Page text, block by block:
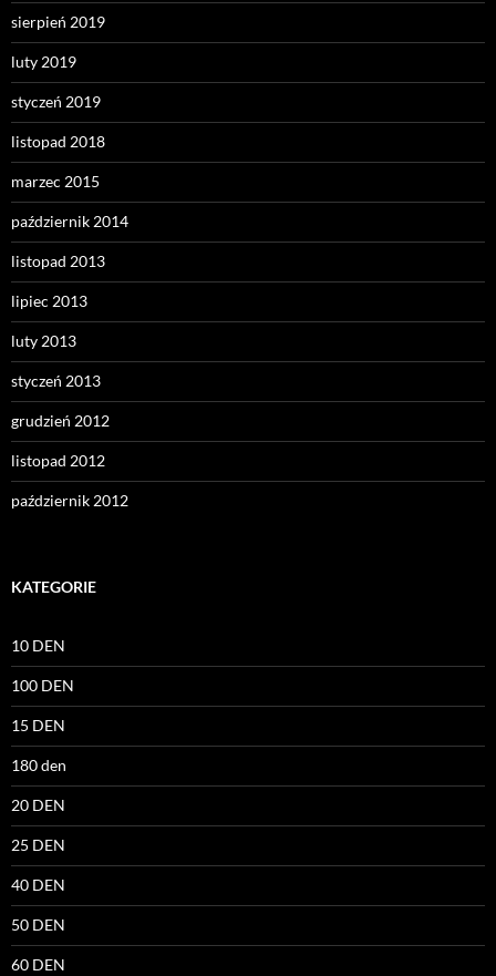
sierpień 2019
luty 2019
styczeń 2019
listopad 2018
marzec 2015
październik 2014
listopad 2013
lipiec 2013
luty 2013
styczeń 2013
grudzień 2012
listopad 2012
październik 2012
KATEGORIE
10 DEN
100 DEN
15 DEN
180 den
20 DEN
25 DEN
40 DEN
50 DEN
60 DEN